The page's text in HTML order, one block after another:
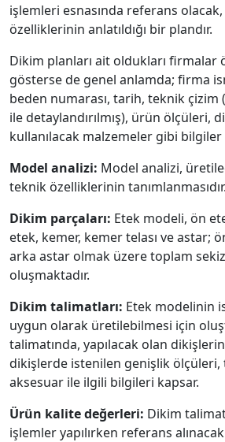
işlemleri esnasında referans
özelliklerinin anlatıldığı bir plandır.
Dikim planları ait oldukları firmalar
gösterse de genel anlamda; firma
beden numarası, tarih, teknik
ile detaylandırılmış), ürün ölçüleri,
kullanılacak malzemeler gibi bilgiler
Model analizi: Model analizi,
teknik özelliklerinin tanımlanmasıdır.
Dikim parçaları: Etek modeli, ön
etek, kemer, kemer telası ve astar;
arka astar olmak üzere toplam
oluşmaktadır.
Dikim talimatları: Etek modelinin
uygun olarak üretilebilmesi için
talimatında, yapılacak olan
dikişlerde istenilen genişlik
aksesuar ile ilgili bilgileri kapsar.
Ürün kalite değerleri: Dikim
işlemler yapılırken referans